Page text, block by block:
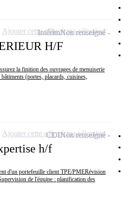
H/F
la finition des ouvrages de menuiserie
(portes, placards, cuisines,
IntérimNon renseigné
Ajouter cette offre à ma sélection
h/f
d'un portefeuille client TPE/PMERévision
de l'équipe : planification des
CDINon renseigné
Ajouter cette offre à ma sélection